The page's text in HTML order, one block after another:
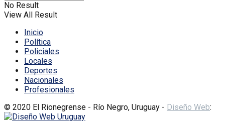
No Result
View All Result
Inicio
Política
Policiales
Locales
Deportes
Nacionales
Profesionales
© 2020 El Rionegrense - Río Negro, Uruguay - Diseño Web: